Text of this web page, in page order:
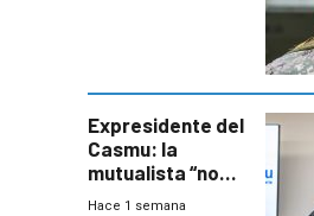
seguridad
Expresidente del
Casmu: la
mutualista “no
está para pagar”
Hace 1 semana